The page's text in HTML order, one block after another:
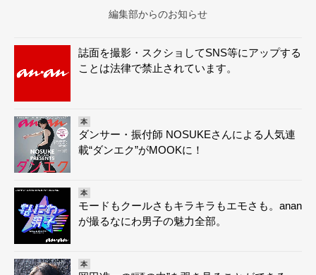
編集部からのお知らせ
誌面を撮影・スクショしてSNS等にアップする
ことは法律で禁止されています。
本
ダンサー・振付師 NOSUKEさんによる人気連
載“ダンエク”がMOOKに！
本
モードもクールさもキラキラもエモさも。anan
が撮るなにわ男子の魅力全部。
本